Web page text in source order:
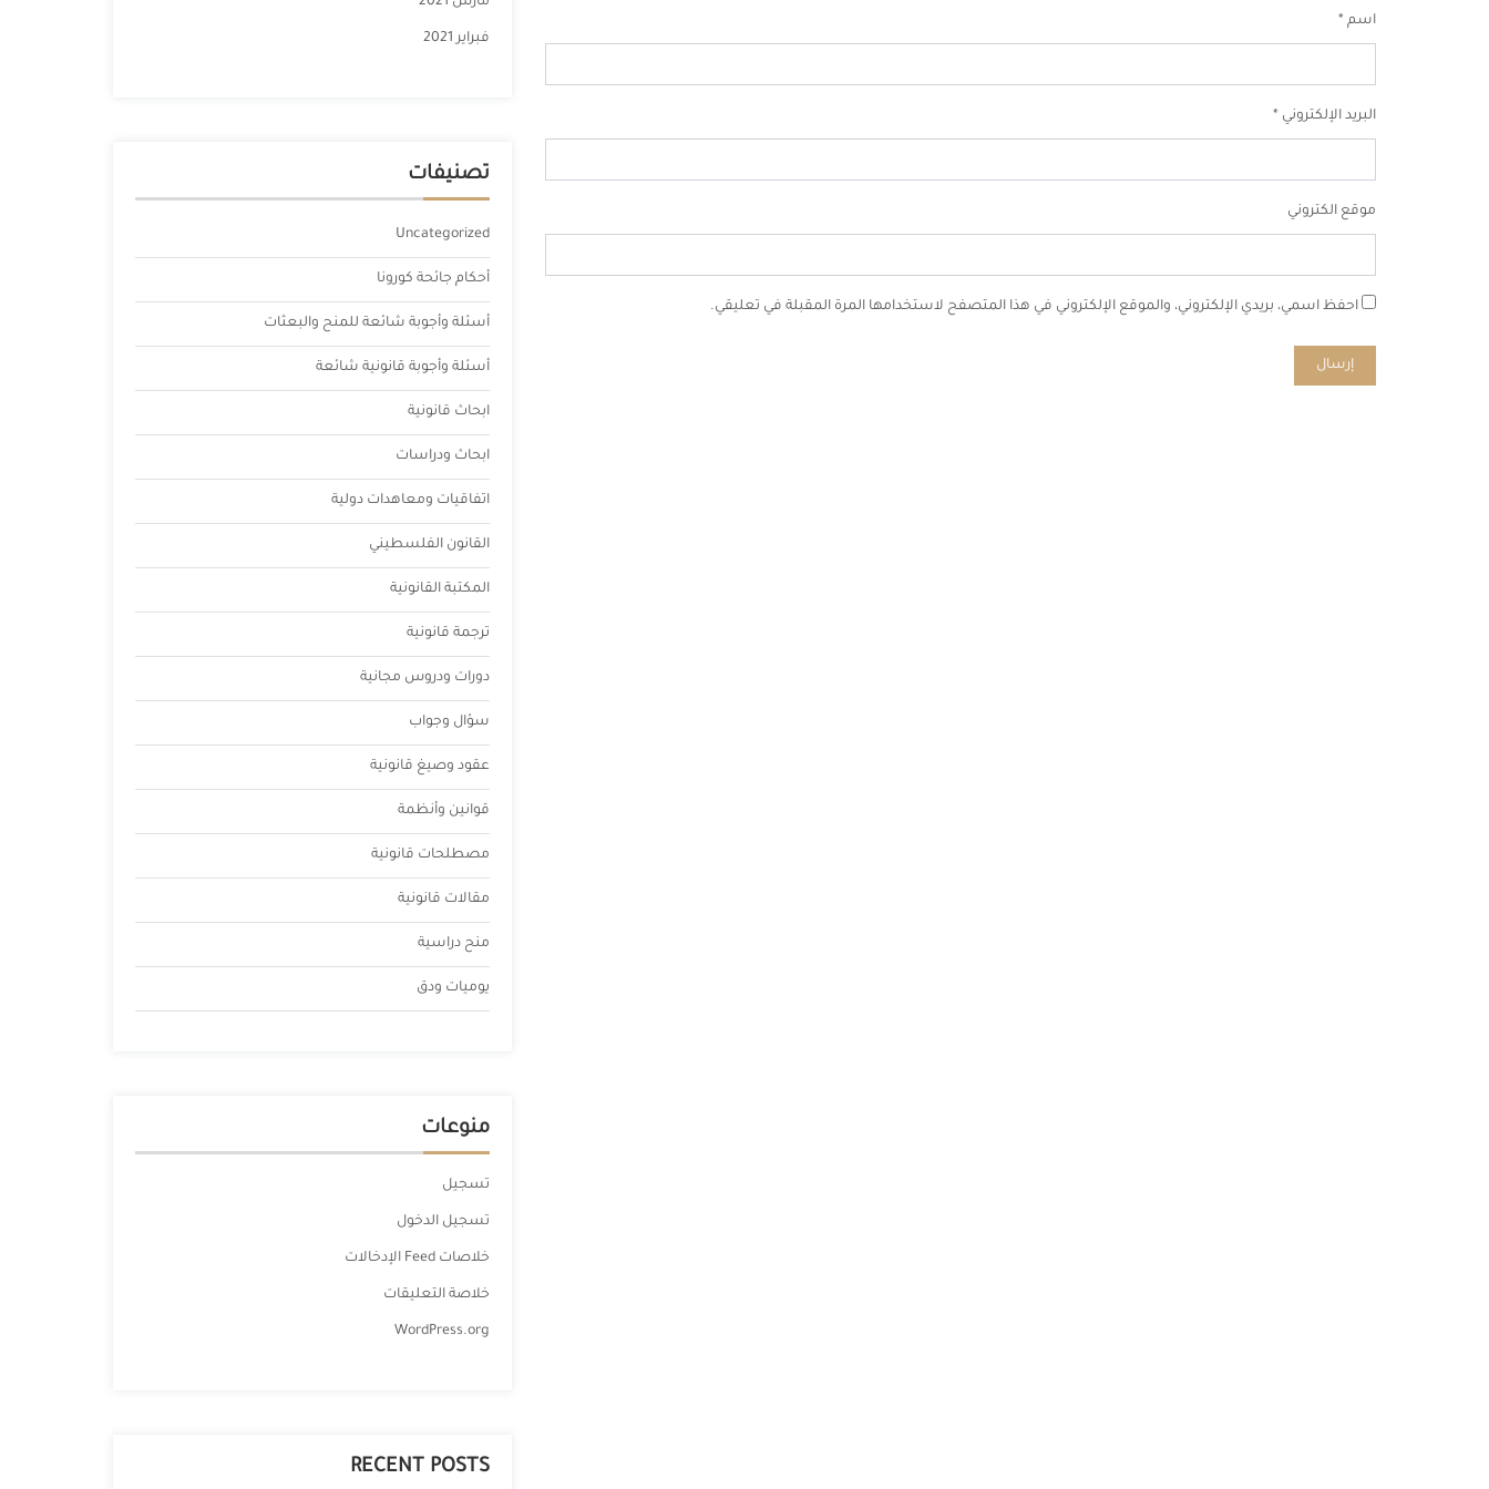
اسم *
البريد الإلكتروني *
موقع الكتروني
احفظ اسمي، بريدي الإلكتروني، والموقع الإلكتروني في هذا المتصفح لاستخدامها المرة المقبلة في تعليقي.
فبراير 2021
تصنيفات
Uncategorized
أحكام جائحة كورونا
أسئلة وأجوبة شائعة للمنح والبعثات
أسئلة وأجوبة قانونية شائعة
ابحاث قانونية
ابحاث ودراسات
اتفاقيات ومعاهدات دولية
القانون الفلسطيني
المكتبة القانونية
ترجمة قانونية
دورات ودروس مجانية
سؤال وجواب
عقود وصيغ قانونية
قوانين وأنظمة
مصطلحات قانونية
مقالات قانونية
منح دراسية
يوميات ودق
منوعات
تسجيل
تسجيل الدخول
خلاصات Feed الإدخالات
خلاصة التعليقات
WordPress.org
RECENT POSTS